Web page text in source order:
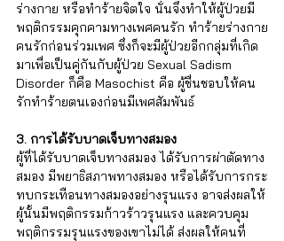
ร่างกาย หรือทำร้ายจิตใจ นั่นจึงทำให้ผู้ป่วยมี
พฤติกรรมคุกคามทางเพศคนรัก ทำร้ายร่างกาย
คนรักก่อนร่วมเพศ ซึ่งก็จะมีผู้ป่วยอีกกลุ่มที่เกิด
มาเพื่อเป็นคู่กันกับผู้ป่วย Sexual Sadism
Disorder ก็คือ Masochist คือ ผู้ชื่นชอบให้คน
รักทำร้ายตนเองก่อนมีเพศสัมพันธ์
3. การได้รับบาดเจ็บทางสมอง
ผู้ที่ได้รับบาดเจ็บทางสมอง ได้รับการผ่าตัดทาง
สมอง มีพยาธิสภาพทางสมอง หรือได้รับการกระ
ทบกระเทือนทางสมองอย่างรุนแรง อาจส่งผลให้
ผู้นั้นมีพฤติกรรมก้าวร้าวรุนแรง และควบคุม
พฤติกรรมรุนแรงของเขาไม่ได้ ส่งผลให้คนที่